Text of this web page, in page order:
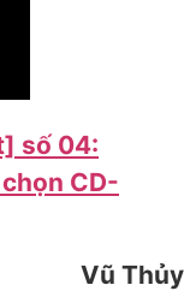
số 04:
CD-
Vũ Thủy